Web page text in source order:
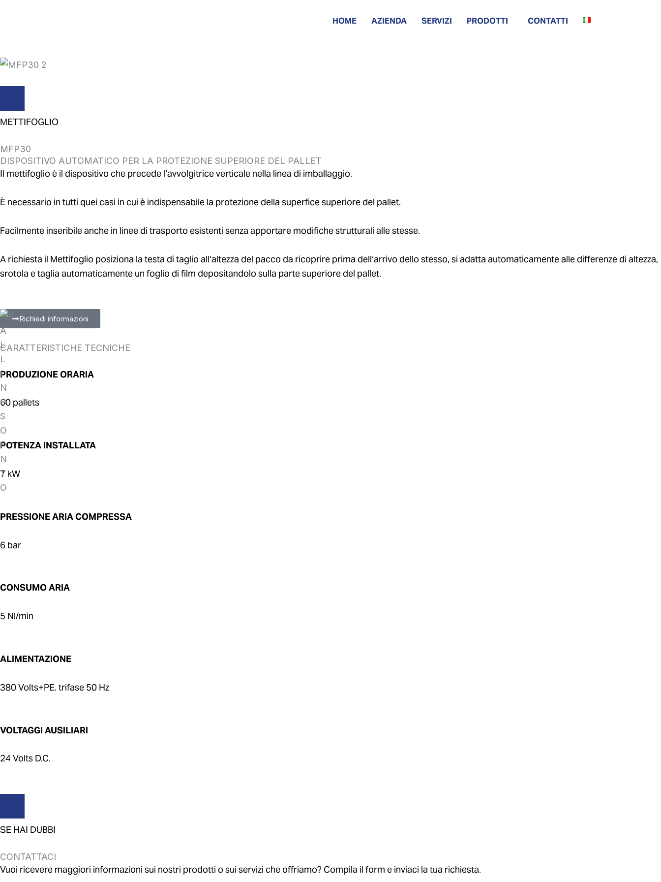
HOME AZIENDA SERVIZI PRODOTTI CONTATTI
METTIFOGLIO
MFP30
DISPOSITIVO AUTOMATICO PER LA PROTEZIONE SUPERIORE DEL PALLET
Il mettifoglio è il dispositivo che precede l‘avvolgitrice verticale nella linea di imballaggio.
È necessario in tutti quei casi in cui è indispensabile la protezione della superfice superiore del pallet.
Facilmente inseribile anche in linee di trasporto esistenti senza apportare modifiche strutturali alle stesse.
A richiesta il Mettifoglio posiziona la testa di taglio all‘altezza del pacco da ricoprire prima dell‘arrivo dello stesso, si adatta automaticamente alle differenze di altezza,
srotola e taglia automaticamente un foglio di film depositandolo sulla parte superiore del pallet.
Richiedi informazioni
CARATTERISTICHE TECNICHE
PRODUZIONE ORARIA
60 pallets
POTENZA INSTALLATA
7 kW
PRESSIONE ARIA COMPRESSA
6 bar
CONSUMO ARIA
5 Nl/min
ALIMENTAZIONE
380 Volts+PE. trifase 50 Hz
VOLTAGGI AUSILIARI
24 Volts D.C.
SE HAI DUBBI
CONTATTACI
Vuoi ricevere maggiori informazioni sui nostri prodotti o sui servizi che offriamo? Compila il form e inviaci la tua richiesta.